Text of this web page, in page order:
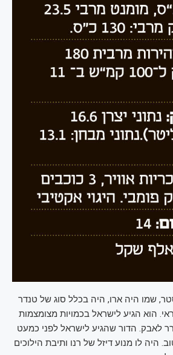
שמו היה ארו, היה בכלל סוג של טנדר
הוא הגיע לישראל בכמויות מצומצמות
לאבק. הדור שהגיע לישראל לפני כמעט
היה לו מנוע דיזל של רנו ותיבת הילוכים